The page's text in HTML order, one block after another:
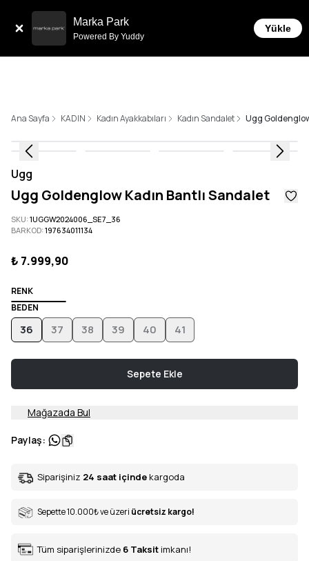
Marka Park
Powered By Yuddy
Yükle
Ana Sayfa KADIN Kadın Ayakkabıları Kadın Sandalet Ugg
Ugg
Ugg Goldenglow Kadın Bantlı Sandalet
SKU:1UGGW2024006_SE7_36
BARKOD:197634011134
₺ 7.999,90
RENK
BEDEN
36 37 38 39 40 41
Sepete Ekle
Mağazada Bul
Paylaş:
Siparişiniz 24 saat içinde kargoda
Sepette 10.000₺ve üzeri ücretsiz kargo!
Tüm siparişlerinizde 6 Taksit imkanı!